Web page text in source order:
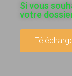
Si vous
votre